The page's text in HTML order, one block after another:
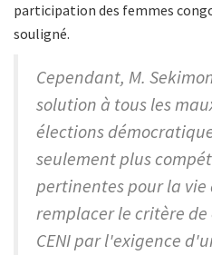
participation des femmes
souligné.
Cependant, M.
solution à tous les
élections
seulement plus
pertinentes pour la vie
remplacer le critère
CENI par l'exigence